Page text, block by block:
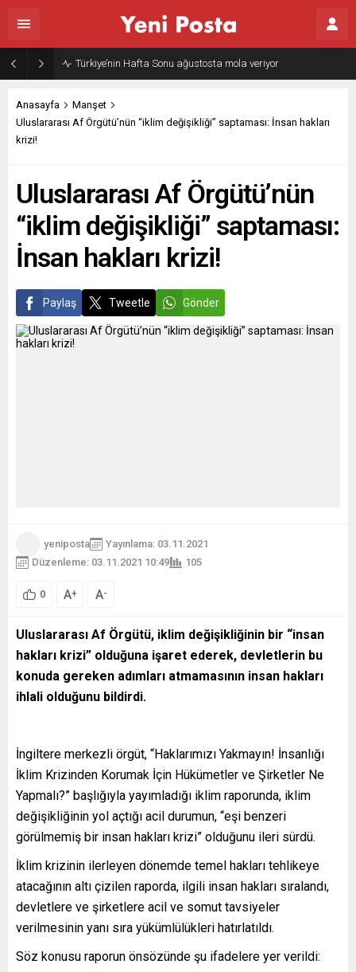
Gazze’nin geleceği: Teknokratik kontrol mü, kolonializm mi?
Anasayfa
Manşet
Uluslararası Af Örgütü’nün “iklim değişikliği” saptaması: İnsan hakları
krizi!
Uluslararası Af Örgütü’nün
“iklim değişikliği” saptaması:
İnsan hakları krizi!
Paylaş Tweetle Gönder
yeniposta
Yayınlama: 03.11.2021
Düzenleme: 03.11.2021 10:49
105
0 A+ A-
Uluslararası Af Örgütü, iklim değişikliğinin bir “insan
hakları krizi” olduğuna işaret ederek, devletlerin bu
konuda gereken adımları atmamasının insan hakları
ihlali olduğunu bildirdi.
İngiltere merkezli örgüt, “Haklarımızı Yakmayın! İnsanlığı
İklim Krizinden Korumak İçin Hükümetler ve Şirketler Ne
Yapmalı?” başlığıyla yayımladığı iklim raporunda, iklim
değişikliğinin yol açtığı acil durumun, “eşi benzeri
görülmemiş bir insan hakları krizi” olduğunu ileri sürdü.
İklim krizinin ilerleyen dönemde temel hakları tehlikeye
atacağının altı çizilen raporda, ilgili insan hakları sıralandı,
devletlere ve şirketlere acil ve somut tavsiyeler
verilmesinin yanı sıra yükümlülükleri hatırlatıldı.
Söz konusu raporun önsözünde şu ifadelere yer verildi: